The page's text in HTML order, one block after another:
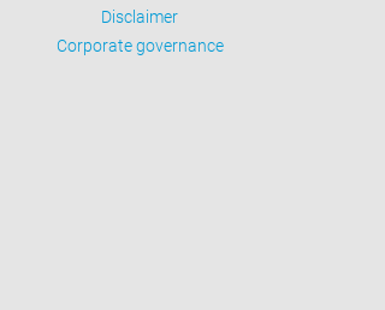
Disclaimer
Corporate governance